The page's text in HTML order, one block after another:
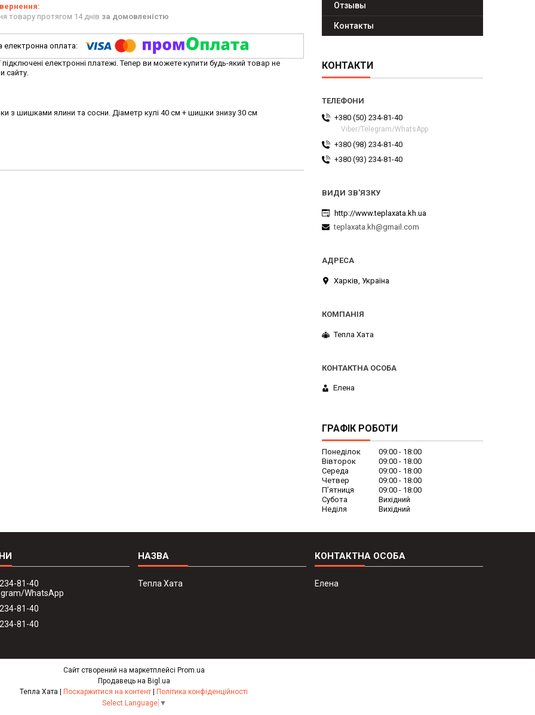
товару протягом 14 днів за домовленістю
підключені електронні платежі. Тепер ви можете купити будь-який товар не
сайту.
з шишками ялини та сосни. Діаметр кулі 40 см + шишки знизу 30 см
Отзывы
Контакты
КОНТАКТИ
+380 (50) 234-81-40
Viber/Telegram/WhatsApp
+380 (98) 234-81-40
+380 (93) 234-81-40
http://www.teplaxata.kh.ua
teplaxata.kh@gmail.com
Харків, Україна
Тепла Хата
Елена
ГРАФІК РОБОТИ
Понеділок 09:00
18:00
Вівторок
09:00
18:00
Середа
09:00
18:00
Четвер
09:00
18:00
Пʼятниця
09:00
18:00
Субота
Вихідний
Неділя
Вихідний
81-40
WhatsApp
81-40
81-40
Тепла Хата Елена
Сайт створений на маркетплейсі Prom.ua
Продавець на Bigl.ua
Поскаржитися на контент
Політика конфіденційності
Select Language ▼